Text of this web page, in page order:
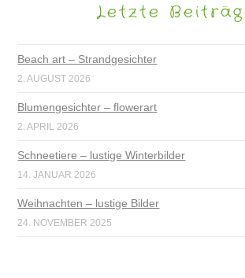
Letzte
Beach art – Strandgesichter
2. AUGUST 2026
Blumengesichter – flowerart
2. APRIL 2026
Schneetiere – lustige Winterbilder
14. JANUAR 2026
Weihnachten – lustige Bilder
24. NOVEMBER 2025